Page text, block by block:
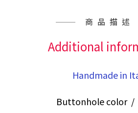
商品描述
Additional
Handmade in
Buttonhole color /